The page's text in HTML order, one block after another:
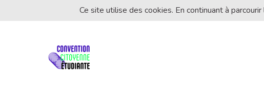
Ce site utilise des cookies. En continuant à